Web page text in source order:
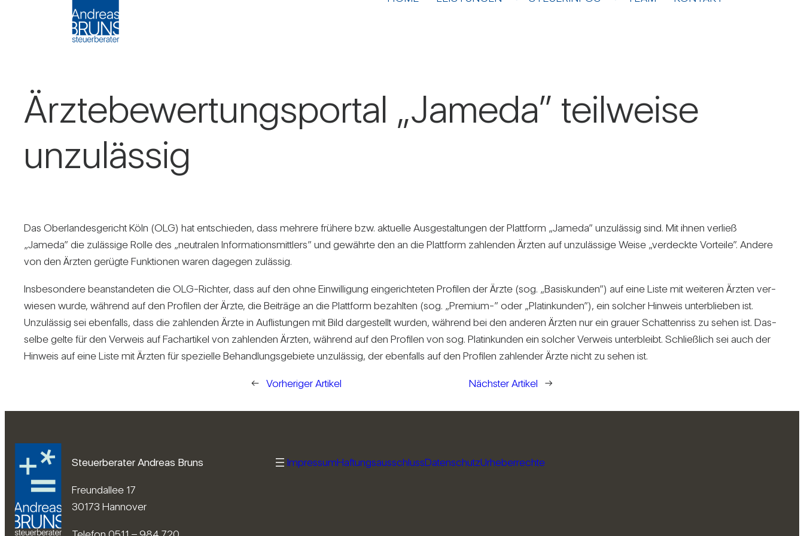
Ärz­te­be­wer­tungs­portal „Jameda” teil­weise
unzu­lässig
Das Ober­lan­des­ge­richt Köln (OLG) hat ent­schieden, dass meh­rere frü­here bzw. aktu­elle Aus­ge­stal­tungen der Platt­form „Jameda” unzu­lässig sind. Mit ihnen ver­ließ
„Jameda” die zuläs­sige Rolle des „neu­tralen Infor­ma­ti­ons­mit­t­lers” und gewährte den an die Platt­form zah­lenden Ärzten auf unzu­läs­sige Weise „ver­deckte Vor­teile”. Andere
von den Ärzten gerügte Funk­tionen waren dagegen zulässig.
Ins­be­son­dere bean­stan­deten die OLG-Richter, dass auf den ohne Ein­wil­li­gung ein­ge­rich­teten Pro­filen der Ärzte (sog. „Basis­kunden”) auf eine Liste mit wei­teren Ärzten ver­
wiesen wurde, wäh­rend auf den Pro­filen der Ärzte, die Bei­träge an die Platt­form bezahlten (sog. „Pre­mium-” oder „Pla­t­in­kunden”), ein sol­cher Hin­weis unter­blieben ist.
Unzu­lässig sei eben­falls, dass die zah­lenden Ärzte in Auf­lis­tungen mit Bild dar­ge­stellt wurden, wäh­rend bei den anderen Ärzten nur ein grauer Schat­ten­riss zu sehen ist. Das­
selbe gelte für den Ver­weis auf Fach­ar­tikel von zah­lenden Ärzten, wäh­rend auf den Pro­filen von sog. Pla­t­in­kunden ein sol­cher Ver­weis unter­bleibt. Schließ­lich sei auch der
Hin­weis auf eine Liste mit Ärzten für spe­zi­elle Behand­lungs­ge­biete unzu­lässig, der eben­falls auf den Pro­filen zah­lender Ärzte nicht zu sehen ist.
← Vorheriger Artikel Nächster Artikel →
Steuerberater Andreas Bruns
Freundallee 17
30173 Hannover
ImpressumHaftungsausschlussDatenschutzUrheberrechte